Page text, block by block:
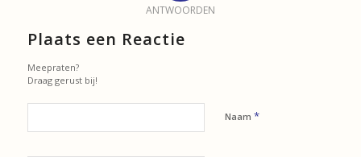
ANTWOORDEN
Plaats een Reactie
Meepraten?
Draag gerust bij!
Naam *